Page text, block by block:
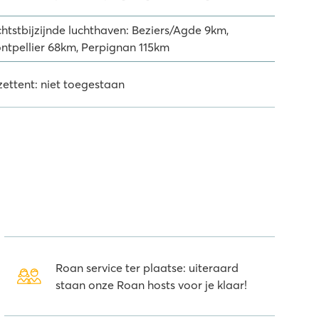
luchthaven: Beziers/Agde 9km,
68km, Perpignan 115km
niet toegestaan
Roan service ter plaatse: uiteraard
staan onze Roan hosts voor je klaar!